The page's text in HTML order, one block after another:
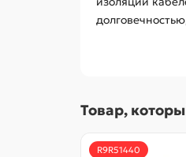
Товар,
R9R51440